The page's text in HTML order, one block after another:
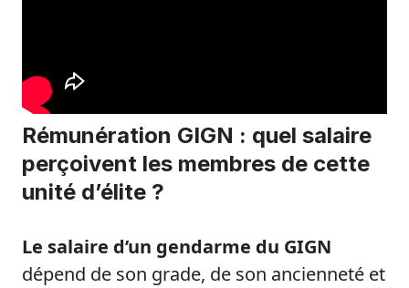
Rémunération GIGN : quel salaire
perçoivent les membres de cette
unité d’élite ?
Le salaire d’un gendarme du GIGN
dépend de son grade, de son ancienneté et